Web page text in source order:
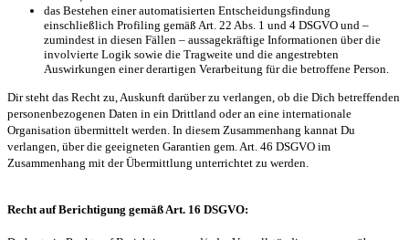
das Bestehen einer automatisierten Entscheidungsfindung
einschließlich Profiling gemäß Art. 22 Abs. 1 und 4 DSGVO und –
zumindest in diesen Fällen – aussagekräftige Informationen über die
involvierte Logik sowie die Tragweite und die angestrebten
Auswirkungen einer derartigen Verarbeitung für die betroffene Person.
Dir steht das Recht zu, Auskunft darüber zu verlangen, ob die Dich betreffenden
personenbezogenen Daten in ein Drittland oder an eine internationale
Organisation übermittelt werden. In diesem Zusammenhang kannat Du
verlangen, über die geeigneten Garantien gem. Art. 46 DSGVO im
Zusammenhang mit der Übermittlung unterrichtet zu werden.
Recht auf Berichtigung gemäß Art. 16 DSGVO: